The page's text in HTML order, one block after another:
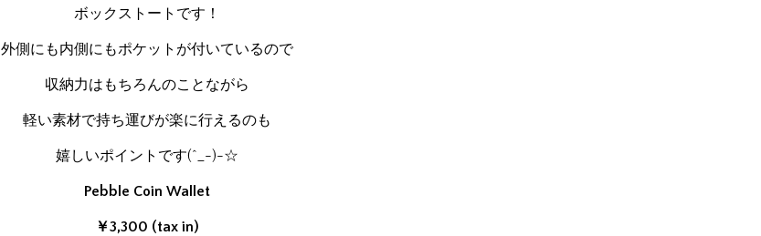
ボックストートです！
外側にも内側にもポケットが付いているので
収納力はもちろんのことながら
軽い素材で持ち運びが楽に行えるのも
嬉しいポイントです(^_-)-☆
Pebble Coin Wallet
￥3,300 (tax in)